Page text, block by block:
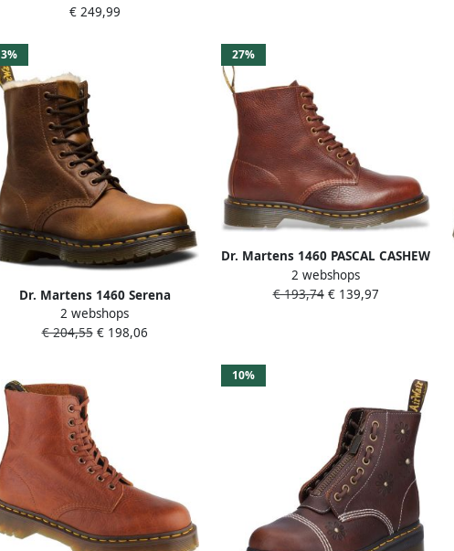
laarzen Bruin
€ 249,99
3%
Dr. Martens 1460 Serena
23912243 Vrouwen Bruin
Trekkinglaarzen
2 webshops
€ 204,55€ 198,06
27%
Dr. Martens 1460 PASCAL CASHEW
AMBASSADOR Dames
sneakersDames
2 webshops
€ 193,74€ 139,97
10%